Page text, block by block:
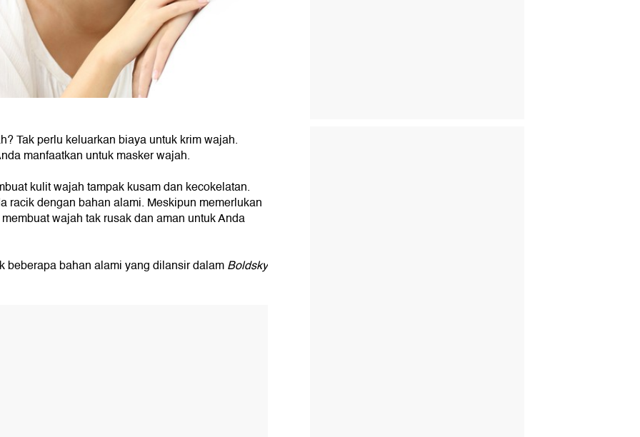
Tak perlu keluarkan biaya untuk krim wajah.
manfaatkan untuk masker wajah.
kulit wajah tampak kusam dan kecokelatan.
racik dengan bahan alami. Meskipun memerlukan
wajah tak rusak dan aman untuk Anda
beberapa bahan alami yang dilansir dalamBoldsky